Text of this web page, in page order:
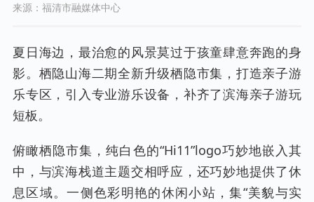
来源：福清市融媒体中心
夏日海边，最治愈的风景莫过于孩童肆意奔跑的身
影。栖隐山海二期全新升级栖隐市集，打造亲子游
乐专区，引入专业游乐设备，补齐了滨海亲子游玩
短板。
俯瞰栖隐市集，纯白色的“Hi11”logo巧妙地嵌入其
中，与滨海栈道主题交相呼应，还巧妙地提供了休
息区域。一侧色彩明艳的休闲小站，集“美貌与实